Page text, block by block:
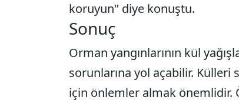
koruyun" diye konuştu.
Sonuç
Orman yangınlarının kül
sorunlarına yol açabilir. Külleri
için önlemler almak önemlidir.